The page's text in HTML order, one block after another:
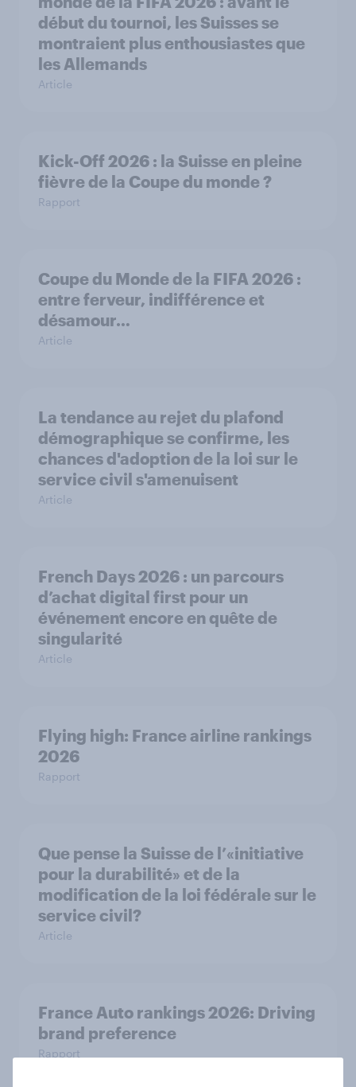
début du tournoi, les Suisses se
montraient plus enthousiastes que
les Allemands
Article
Kick-Off 2026 : la Suisse en pleine
fièvre de la Coupe du monde ?
Rapport
Coupe du Monde de la FIFA 2026 :
entre ferveur, indifférence et
désamour…
Article
La tendance au rejet du plafond
démographique se confirme, les
chances d'adoption de la loi sur le
service civil s'amenuisent
Article
French Days 2026 : un parcours
d’achat digital first pour un
événement encore en quête de
singularité
Article
Flying high: France airline rankings
2026
Rapport
Que pense la Suisse de l’«initiative
pour la durabilité» et de la
modification de la loi fédérale sur le
service civil?
Article
France Auto rankings 2026: ​Driving
brand preference
Rapport